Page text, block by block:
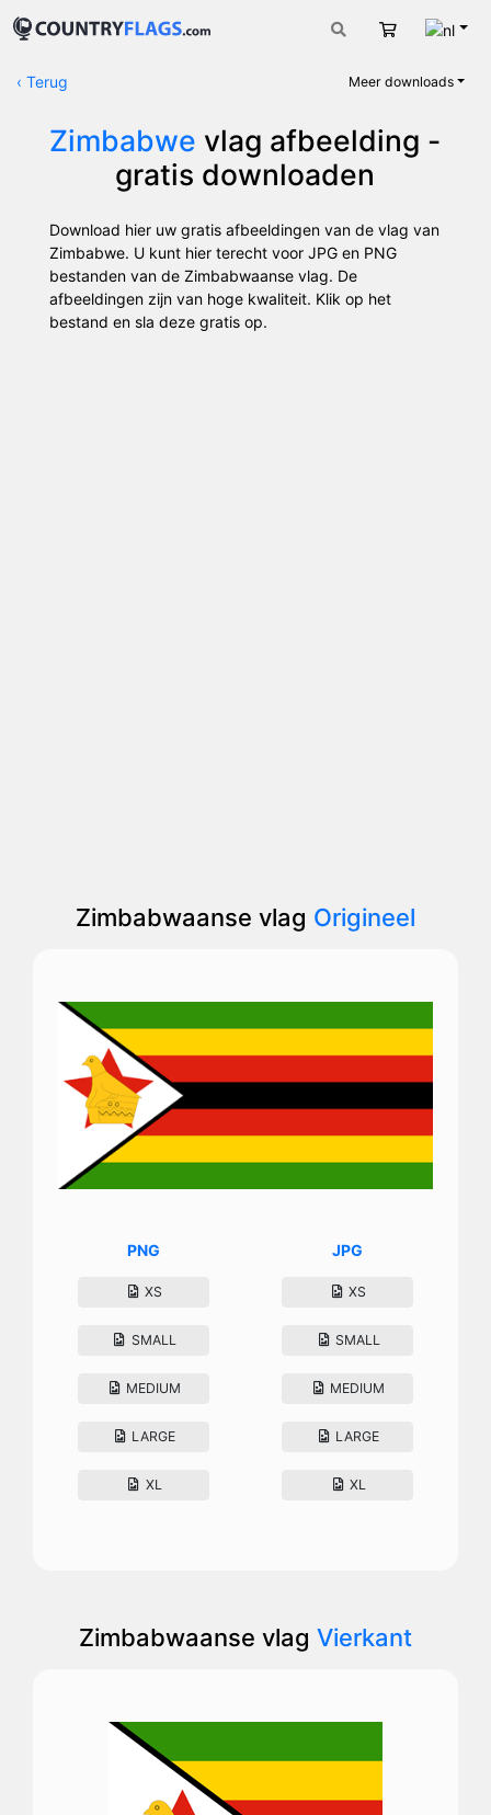
Winkelwagen
‹ Terug Meer downloads
Zimbabwe vlag afbeelding -
gratis downloaden
Download hier uw gratis afbeeldingen van de vlag van
Zimbabwe. U kunt hier terecht voor JPG en PNG
bestanden van de Zimbabwaanse vlag. De
afbeeldingen zijn van hoge kwaliteit. Klik op het
bestand en sla deze gratis op.
Zimbabwaanse vlag Origineel
PNG
XS
SMALL
MEDIUM
LARGE
XL
JPG
XS
SMALL
MEDIUM
LARGE
XL
Zimbabwaanse vlag Vierkant